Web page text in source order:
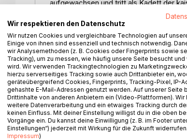
aufgewachsen und tritt als Kadett der
österreichischen Vaters. Seine
gesellschaftliche Grenzen, er in die
Teehändler. Als Hans der
Liebe, die bald von Entfernung,
Bruder Carlo ist Offizier bei der Regia
Wendung. Hans steht vor einer
Zwischen Kieler Woche und Emilia
maritim geprägten Familiensaga, in der
am Horizont dunkle Wolken aufziehen.
Dieser äußerst spannend, freundlich
Zeit, in der Europa orientierungslos wie
Wir respektieren den Datenschutz
Wir nutzen Cookies und vergleichbare Technologien auf
Einige von ihnen sind essenziell und technisch notwendig.
wir Analysemethoden (z. B. Cookies oder Fingerprints sowie
Tracking), um zu messen, wie häufig unsere Seite besucht
wird. Wir verwenden Trackingtechnologien zu
hierzu serverseitiges Tracking sowie auch Drittanbieter ein,
geräteübergreifend Cookies, Fingerprints, Tracking-Pixel, IP-
gehashte E-Mail-Adressen genutzt werden. Auf unserer Seite
Drittinhalte von anderen Anbietern ein (Video-Plattformen). Wir
weitere Datenverarbeitung und ein etwaiges Tracking durch
keinen Einfluss. Mit deiner Einstellung willigst du in die oben
Vorgänge ein. Du kannst deine Einwilligung (z. B. im Footer
Einstellungen“) jederzeit mit Wirkung für die Zukunft
Impressum)